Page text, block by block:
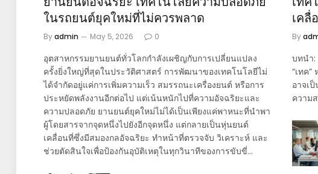
ในรถยนต์ยุคใหม่ที่ไม่ควรพลาด
Byadmin May 5, 2026 0
อุตสาหกรรมยานยนต์ทั่วโลกกำลังเผชิญกับการเปลี่ยนแปลง
ครั้งยิ่งใหญ่ที่สุดในประวัติศาสตร์ การพัฒนาของเทคโนโลยีไม่
ได้จำกัดอยู่แค่การเพิ่มความเร็ว สมรรถนะเครื่องยนต์ หรือการ
ประหยัดพลังงานอีกต่อไป แต่เน้นหนักไปที่ความอัจฉริยะและ
ความปลอดภัย ยานยนต์ยุคใหม่ไม่ได้เป็นเพียงแค่พาหนะที่นำพา
ผู้โดยสารจากจุดหนึ่งไปยังอีกจุดหนึ่ง แต่กลายเป็นหุ่นยนต์
เคลื่อนที่ซึ่งมีสมองกลอัจฉริยะ ทำหน้าที่ตรวจจับ วิเคราะห์ และ
ช่วยตัดสินใจเพื่อป้องกันอุบัติเหตุในทุกวินาทีของการขับขี่…
เคลื่
By
บทนำ:
“เทค
อาจเ
ความ